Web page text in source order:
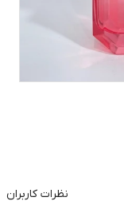
نظرات کاربران